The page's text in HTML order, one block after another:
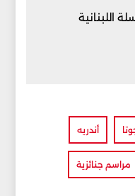
اللبنانية
أندريه
مراسم جنائزية